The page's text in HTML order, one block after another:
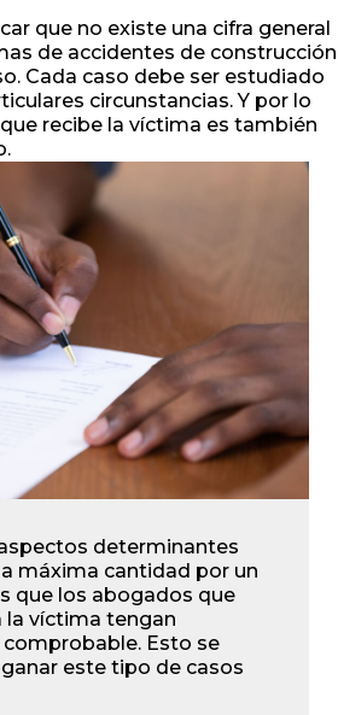
que no existe una cifra general
de accidentes de construcción
Cada caso debe ser estudiado
circunstancias. Y por lo
recibe la víctima es también
determinantes
máxima cantidad por un
que los abogados que
la víctima tengan
comprobable. Esto se
este tipo de casos